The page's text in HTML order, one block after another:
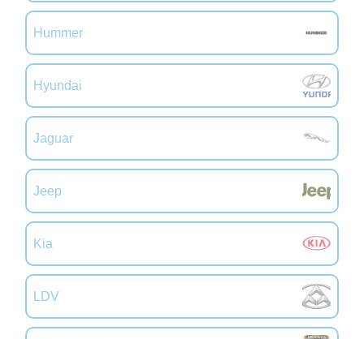
Hummer
Hyundai
Jaguar
Jeep
Kia
LDV